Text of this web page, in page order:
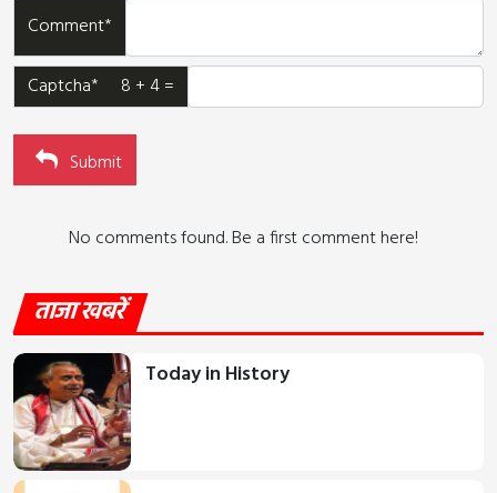
Comment*
Captcha* 8 + 4 =
Submit
No comments found. Be a first comment here!
ताजा खबरें
Today in History